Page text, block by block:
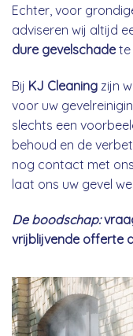
Echter, voor
adviseren wij altijd
dure gevelschadete
Bij KJ Cleaning zijn
voor uw
slechts een
behoud en de
nog contact met
laat ons uw gevel
De boodschap:
vrijblijvende offerte